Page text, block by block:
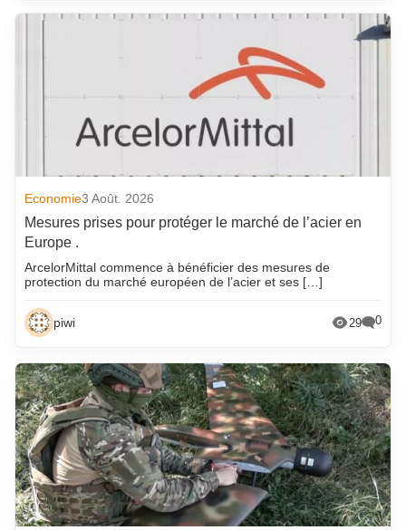
Economie3 Août. 2026
Mesures prises pour protéger le marché de l’acier en
Europe .
ArcelorMittal commence à bénéficier des mesures de
protection du marché européen de l’acier et ses […]
piwi 29 0